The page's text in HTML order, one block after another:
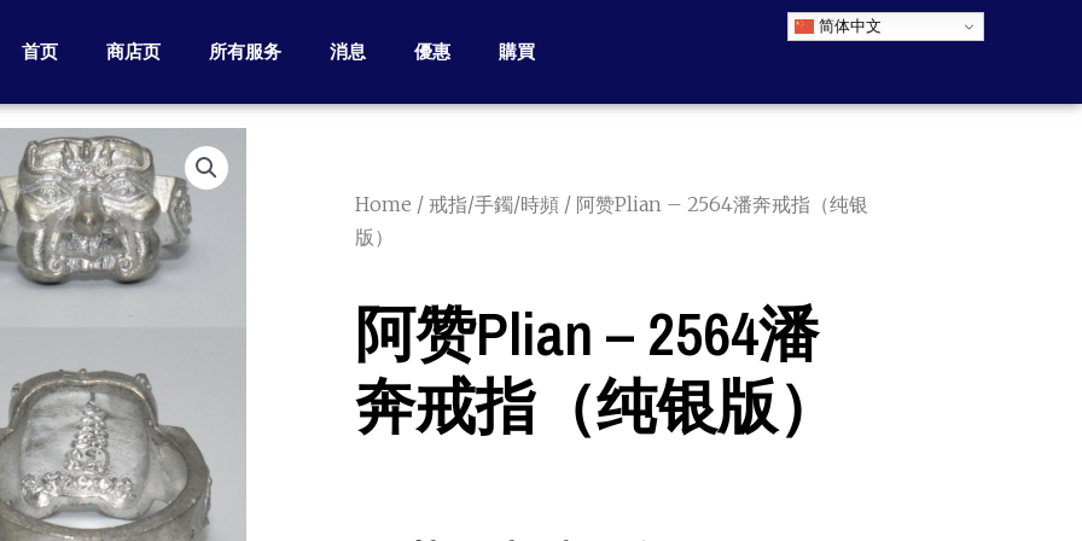
首页 商店页 所有服务 消息 優惠 購買
简体中文
Home / 戒指/手鐲/時頻 / 阿赞Plian – 2564潘奔戒指（纯银
版）
阿赞Plian – 2564潘
奔戒指（纯银版）